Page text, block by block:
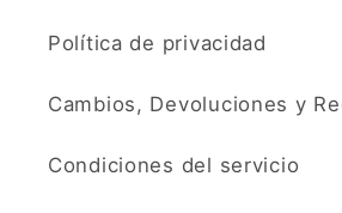
Política de privacidad
Cambios, Devoluciones y
Condiciones del servicio